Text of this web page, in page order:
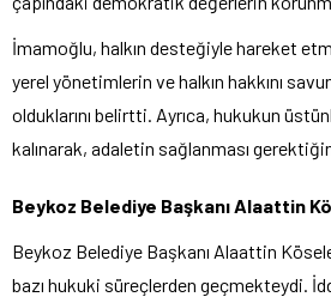
İmamoğlu, halkın desteğiyle hareket
yerel yönetimlerin ve halkın hakkını
olduklarını belirtti. Ayrıca, hukukun
kalınarak, adaletin sağlanması
Beykoz Belediye Başkanı Alaattin
Beykoz Belediye Başkanı Alaattin
bazı hukuki süreçlerden geçmekteydi.